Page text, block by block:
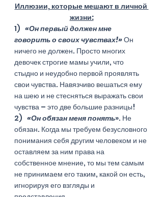
Иллюзии, которые мешают в личной
жизни:
1) «Он первый должен мне
говорить о своих чувствах!» Он
ничего не должен. Просто многих
девочек строгие мамы учили, что
стыдно и неудобно первой проявлять
свои чувства. Навязчиво вешаться ему
на шею и не стесняться выражать свои
чувства – это две большие разницы!
2) «Он обязан меня понять». Не
обязан. Когда мы требуем безусловного
понимания себя другим человеком и не
оставляем за ним права на
собственное мнение, то мы тем самым
не принимаем его таким, какой он есть,
игнорируя его взгляды и